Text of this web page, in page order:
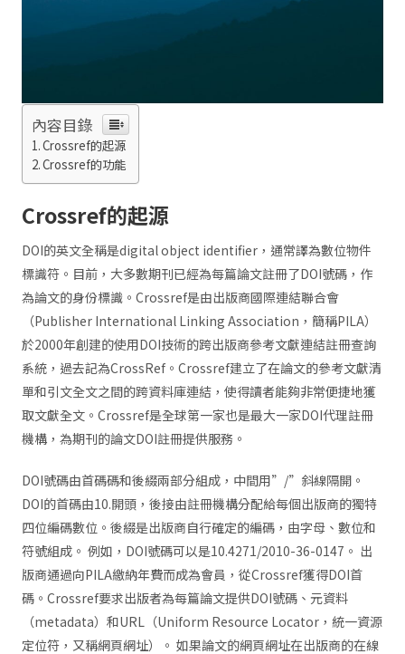
內容目錄
Crossref的起源
Crossref的功能
Crossref的起源
DOI的英文全稱是digital object identifier，通常譯為數位物件
標識符。目前，大多數期刊已經為每篇論文註冊了DOI號碼，作
為論文的身份標識。Crossref是由出版商國際連結聯合會
（Publisher International Linking Association，簡稱PILA）
於2000年創建的使用DOI技術的跨出版商參考文獻連結註冊查詢
系統，過去記為CrossRef。Crossref建立了在論文的參考文獻清
單和引文全文之間的跨資料庫連結，使得讀者能夠非常便捷地獲
取文獻全文。Crossref是全球第一家也是最大一家DOI代理註冊
機構，為期刊的論文DOI註冊提供服務。
DOI號碼由首碼碼和後綴兩部分組成，中間用”/”斜線隔開。
DOI的首碼由10.開頭，後接由註冊機構分配給每個出版商的獨特
四位編碼數位。後綴是出版商自行確定的編碼，由字母、數位和
符號組成。 例如，DOI號碼可以是10.4271/2010-36-0147。 出
版商通過向PILA繳納年費而成為會員，從Crossref獲得DOI首
碼。Crossref要求出版者為每篇論文提供DOI號碼、元資料
（metadata）和URL（Uniform Resource Locator，統一資源
定位符，又稱網頁網址）。 如果論文的網頁網址在出版商的在線